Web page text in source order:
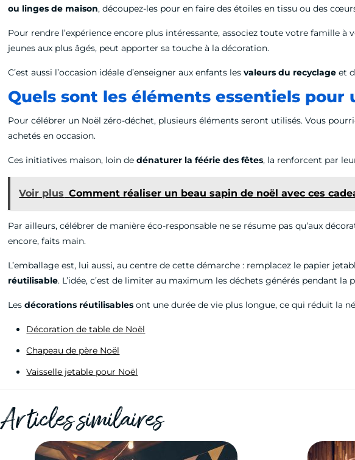
ou linges de maison, découpez-les pour en faire des étoiles en tissu ou des
Pour rendre l’expérience encore plus intéressante, associez toute votre famille
jeunes aux plus âgés, peut apporter sa touche à la décoration.
C’est aussi l’occasion idéale d’enseigner aux enfants lesvaleurs du recyclageet
Quels sont les éléments essentiels pour
Pour célébrer un Noël zéro-déchet, plusieurs éléments seront utilisés. Vous
achetés en occasion.
Ces initiatives maison, loin dedénaturer la féérie des fêtes, la renforcent par
Voir plus Comment réaliser un beau sapin de noël avec ces
Par ailleurs, célébrer de manière éco-responsable ne se résume pas qu’aux
encore, faits main.
L’emballage est, lui aussi, au centre de cette démarche : remplacez le papier
réutilisable. L’idée, c’est de limiter au maximum les déchets générés pendant la
Lesdécorations réutilisables ont une durée de vie plus longue, ce qui réduit la
Décoration de table de Noël
Chapeau de père Noël
Vaisselle jetable pour Noël
Articles similaires